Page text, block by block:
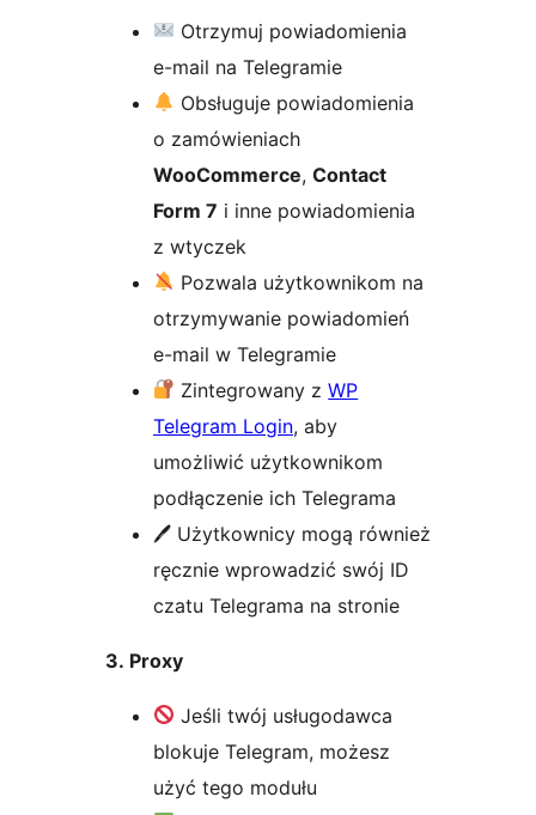
Otrzymuj powiadomienia
e-mail na Telegramie
Obsługuje powiadomienia
o zamówieniach
WooCommerce, Contact
Form 7 i inne powiadomienia
z wtyczek
Pozwala użytkownikom na
otrzymywanie powiadomień
e-mail w Telegramie
Zintegrowany zWP
Telegram Login, aby
umożliwić użytkownikom
podłączenie ich Telegrama
🖊 Użytkownicy mogą również
ręcznie wprowadzić swój ID
czatu Telegrama na stronie
3. Proxy
Jeśli twój usługodawca
blokuje Telegram, możesz
użyć tego modułu